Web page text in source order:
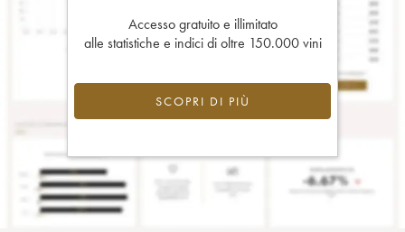
Accesso gratuito e illimitato
alle statistiche e indici di oltre 150.000 vini
SCOPRI DI PIÙ